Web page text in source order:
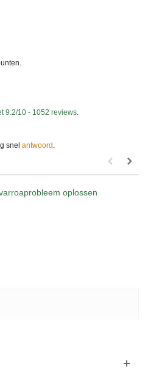
9.2/10 - 1052 reviews.
snel antwoord .
oplossen